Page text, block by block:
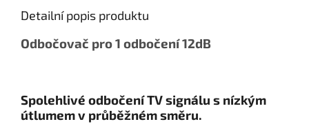
Detailní popis produktu
Odbočovač pro 1 odbočení 12dB
Spolehlivé odbočení TV signálu s nízkým
útlumem v průběžném směru.